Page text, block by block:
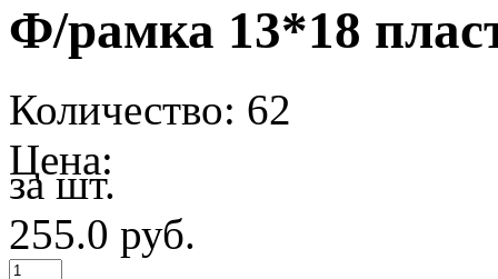
Ф/рамка 13*18
Количество: 62
Цена:
за шт.
255.0 руб.